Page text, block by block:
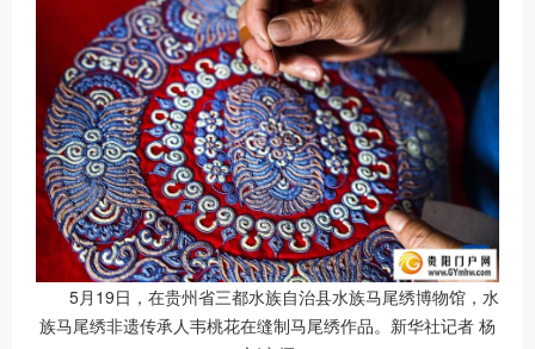
5月19日，在贵州省三都水族自治县水族马尾绣博物馆，水
族马尾绣非遗传承人韦桃花在缝制马尾绣作品。新华社记者 杨